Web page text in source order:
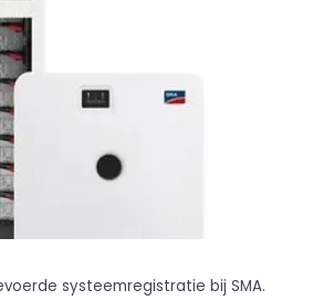
systeemregistratie bij SMA.